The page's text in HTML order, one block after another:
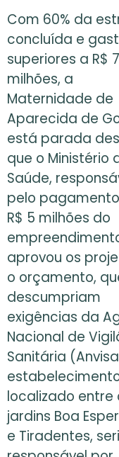
Com 60% da
concluída e
superiores a R$ 7
milhões, a
Maternidade de
Aparecida de
está parada
que o Ministério
Saúde,
pelo
R$ 5 milhões do
aprovou os
o orçamento,
descumpriam
exigências da
Nacional de
Sanitária
localizado entre
jardins Boa
e Tiradentes,